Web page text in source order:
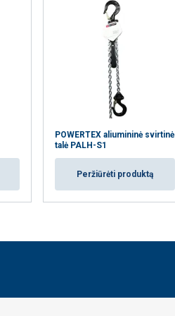
POWERTEX aliumininė svirtinė
talė PALH-S1
Peržiūrėti produktą